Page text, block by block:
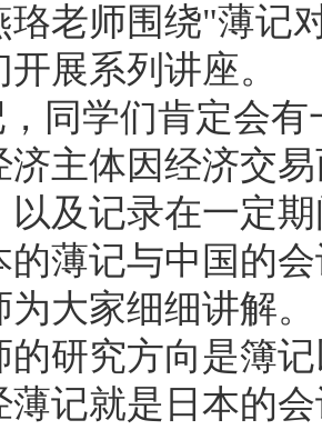
珞老师围绕"薄记
展系列讲座。
同学们肯定会
济主体因经济交
以及记录在一定
的薄记与中国的
大家细细讲解。
的研究方向是簿
薄记就是日本的